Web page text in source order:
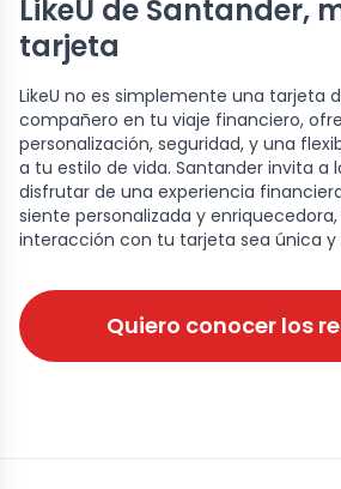
LikeU de Santander,
tarjeta
LikeU no es simplemente una tarjeta
compañero en tu viaje financiero,
personalización, seguridad, y una
a tu estilo de vida. Santander invita a
disfrutar de una experiencia
siente personalizada y
interacción con tu tarjeta sea única y
Quiero conocer los